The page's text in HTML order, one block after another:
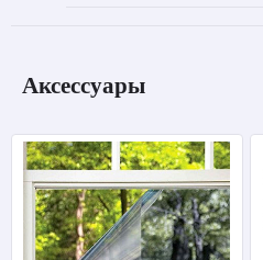
Аксессуары